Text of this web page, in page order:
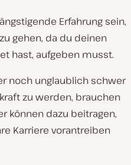
Erfahrung sein,
gehen, da du deinen
hast, aufgeben musst.
noch unglaublich schwer
zu werden, brauchen
können dazu beitragen,
Karriere vorantreiben